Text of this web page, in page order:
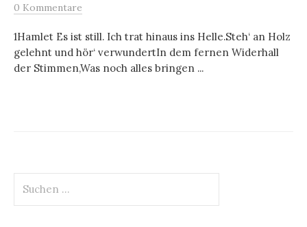
0 Kommentare
1Hamlet Es ist still. Ich trat hinaus ins Helle.Steh‘ an Holz
gelehnt und hör‘ verwundertIn dem fernen Widerhall
der Stimmen,Was noch alles bringen ...
nach: